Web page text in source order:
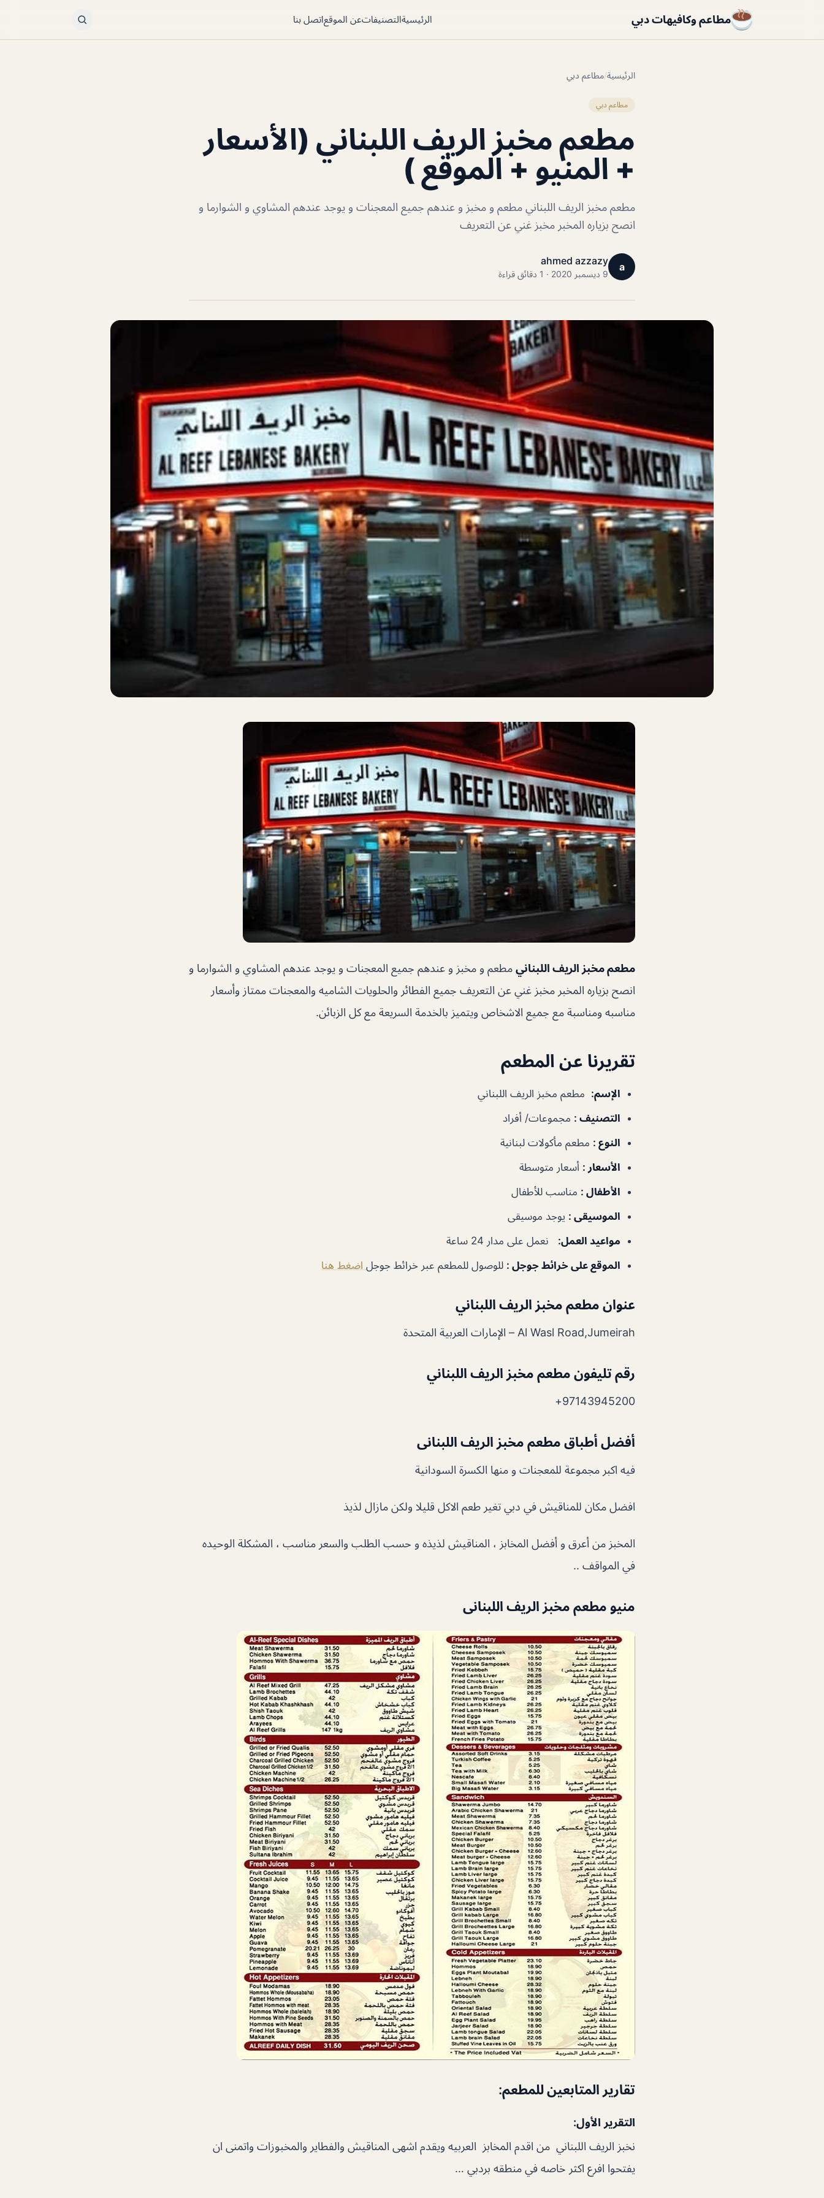
مطاعم وكافيهات دبي الرئيسيةالتصنيفاتعن الموقعاتصل بنا
الرئيسية/مطاعم دبي
مطاعم دبي
مطعم مخبز الريف اللبناني (الأسعار
+ المنيو + الموقع )
مطعم مخبز الريف اللبناني مطعم و مخبز و عندهم جميع المعجنات و يوجد عندهم المشاوي و الشوارما و
انصح بزياره المخبر مخبز غني عن التعريف
a
ahmed azzazy
9 ديسمبر 2020 · 1 دقائق قراءة
مطعم مخبز الريف اللبناني مطعم و مخبز و عندهم جميع المعجنات و يوجد عندهم المشاوي و الشوارما و
انصح بزياره المخبر مخبز غني عن التعريف جميع الفطائر والحلويات الشاميه والمعجنات ممتاز وأسعار
مناسبه ومناسبة مع جميع الاشخاص ويتميز بالخدمة السريعة مع كل الزبائن.
تقريرنا عن المطعم
الإسم: مطعم مخبز الريف اللبناني
التصنيف : مجموعات/ أفراد
النوع : مطعم مأكولات لبنانية
الأسعار : أسعار متوسطة
الأطفال : مناسب للأطفال
الموسيقى : يوجد موسيقى
مواعيد العمل:
نعمل على مدار 24 ساعة
الموقع على خرائط جوجل : للوصول للمطعم عبر خرائط جوجل اضغط هنا
عنوان مطعم مخبز الريف اللبناني
Al Wasl Road,Jumeirah – الإمارات العربية المتحدة
رقم تليفون مطعم مخبز الريف اللبناني
97143945200+
أفضل أطباق مطعم مخبز الريف اللبنانى
فيه اكبر مجموعة للمعجنات و منها الكسرة السودانية
افضل مكان للمناقيش في دبي تغير طعم الاكل قليلا ولكن مازال لذيذ
المخبز من أعرق و أفضل المخابز ، المناقيش لذيذه و حسب الطلب والسعر مناسب ، المشكلة الوحيده
في المواقف ..
منيو مطعم مخبز الريف اللبنانى
تقارير المتابعين للمطعم:
التقرير الأول:
نخبز الريف اللبناني من اقدم المخابز العربيه ويقدم اشهى المناقيش والفطاير والمخبوزات واتمنى ان
يفتحوا افرع اكثر خاصه في منطقه بردبي …